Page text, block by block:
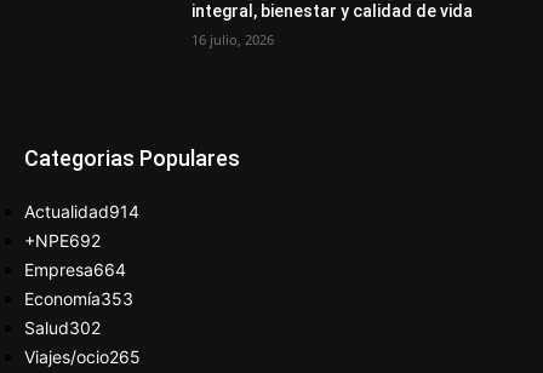
integral, bienestar y calidad de vida
16 julio, 2026
Categorias Populares
Actualidad914
+NPE692
Empresa664
Economía353
Salud302
Viajes/ocio265